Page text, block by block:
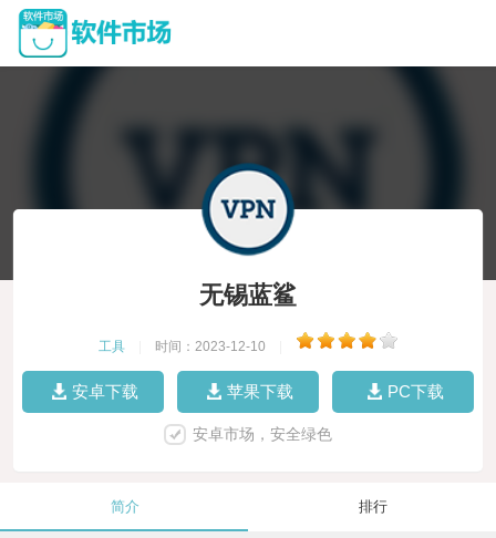
无锡蓝鲨
工具 时间：2023-12-10
安卓下载 苹果下载 PC下载
安卓市场，安全绿色
简介 排行